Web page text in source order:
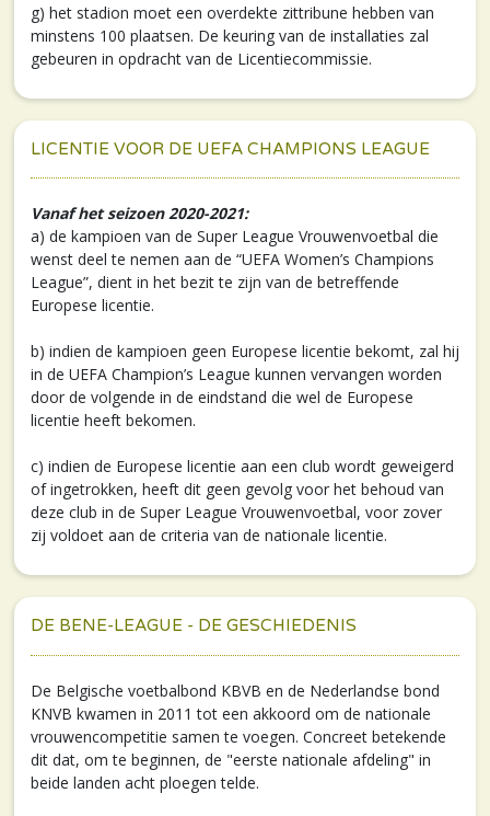
g) het stadion moet een overdekte zittribune hebben van
minstens 100 plaatsen. De keuring van de installaties zal
gebeuren in opdracht van de Licentiecommissie.
LICENTIE VOOR DE UEFA CHAMPIONS LEAGUE
Vanaf het seizoen 2020-2021:
a) de kampioen van de Super League Vrouwenvoetbal die
wenst deel te nemen aan de “UEFA Women’s Champions
League”, dient in het bezit te zijn van de betreffende
Europese licentie.
b) indien de kampioen geen Europese licentie bekomt, zal hij
in de UEFA Champion’s League kunnen vervangen worden
door de volgende in de eindstand die wel de Europese
licentie heeft bekomen.
c) indien de Europese licentie aan een club wordt geweigerd
of ingetrokken, heeft dit geen gevolg voor het behoud van
deze club in de Super League Vrouwenvoetbal, voor zover
zij voldoet aan de criteria van de nationale licentie.
DE BENE-LEAGUE - DE GESCHIEDENIS
De Belgische voetbalbond KBVB en de Nederlandse bond
KNVB kwamen in 2011 tot een akkoord om de nationale
vrouwencompetitie samen te voegen. Concreet betekende
dit dat, om te beginnen, de "eerste nationale afdeling" in
beide landen acht ploegen telde.